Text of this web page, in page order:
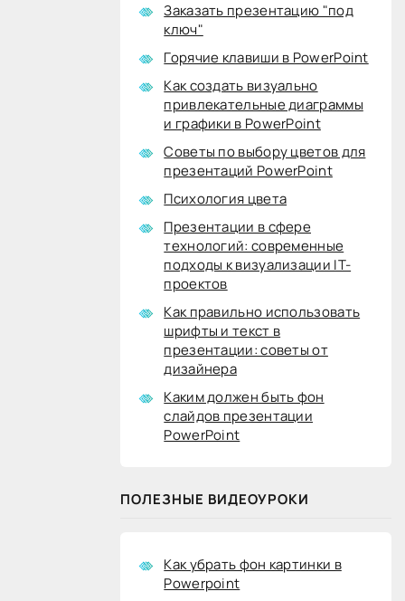
Заказать презентацию "под
ключ"
Горячие клавиши в PowerPoint
Как создать визуально
привлекательные диаграммы
и графики в PowerPoint
Советы по выбору цветов для
презентаций PowerPoint
Психология цвета
Презентации в сфере
технологий: современные
подходы к визуализации IT-
проектов
Как правильно использовать
шрифты и текст в
презентации: советы от
дизайнера
Каким должен быть фон
слайдов презентации
PowerPoint
ПОЛЕЗНЫЕ ВИДЕОУРОКИ
Как убрать фон картинки в
Powerpoint